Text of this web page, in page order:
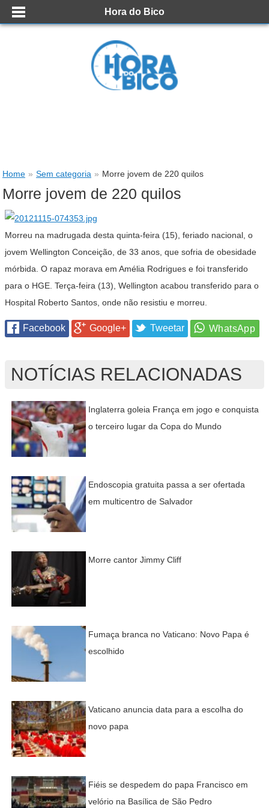
Hora do Bico
Home » Sem categoria » Morre jovem de 220 quilos
Morre jovem de 220 quilos
Morreu na madrugada desta quinta-feira (15), feriado nacional, o
jovem Wellington Conceição, de 33 anos, que sofria de obesidade
mórbida. O rapaz morava em Amélia Rodrigues e foi transferido
para o HGE. Terça-feira (13), Wellington acabou transferido para o
Hospital Roberto Santos, onde não resistiu e morreu.
Facebook Google+ Tweetar
NOTÍCIAS RELACIONADAS
Inglaterra goleia França em jogo e conquista
o terceiro lugar da Copa do Mundo
Endoscopia gratuita passa a ser ofertada
em multicentro de Salvador
Morre cantor Jimmy Cliff
Fumaça branca no Vaticano: Novo Papa é
escolhido
Vaticano anuncia data para a escolha do
novo papa
Fiéis se despedem do papa Francisco em
velório na Basílica de São Pedro